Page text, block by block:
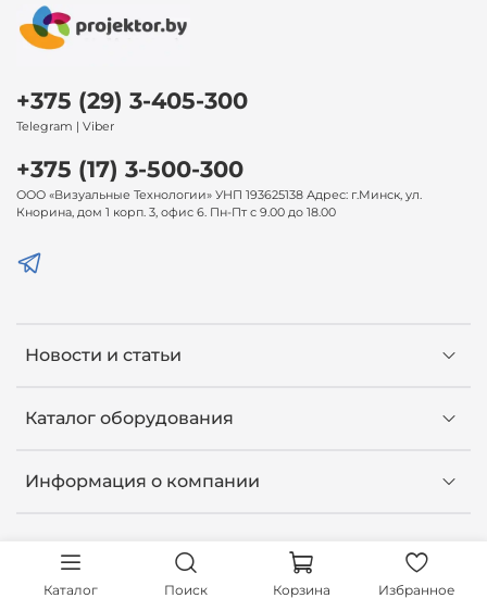
Новости и статьи
Каталог оборудования
Информация о компании
+375 (29) 3-405-300
Telegram | Viber
+375 (17) 3-500-300
ООО «Визуальные Технологии» УНП 193625138 Адрес: г.Минск, ул.
Кнорина, дом 1 корп. 3, офис 6. Пн-Пт с 9.00 до 18.00
Каталог Поиск Корзина Избранное